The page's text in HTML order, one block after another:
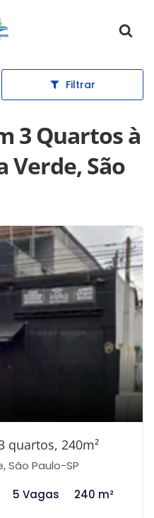
inicial
Filtrar
3 Quartos à
Verde, São
quartos, 240m²
São Paulo-SP
5 Vagas 240 m²